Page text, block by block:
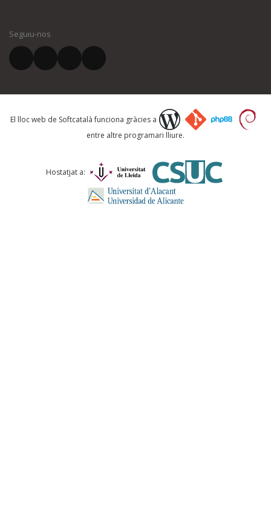
El vostre correu electrònic *
Què proposeu?
Comentari *
Seguiu-nos
El lloc web de Softcatalà funciona gràcies a
entre altre programari lliure.
Hostatjat a: